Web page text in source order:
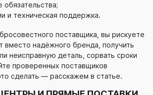
обязательства;
и техническая поддержка.
поставщика, вы рискуете
вместо надёжного бренда, получить
неисправную деталь, сорвать сроки
проверенных поставщиков
сделать — расскажем в статье.